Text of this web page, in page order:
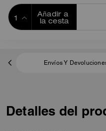
Añadir a
la cesta
Envíos Y
Detalles del